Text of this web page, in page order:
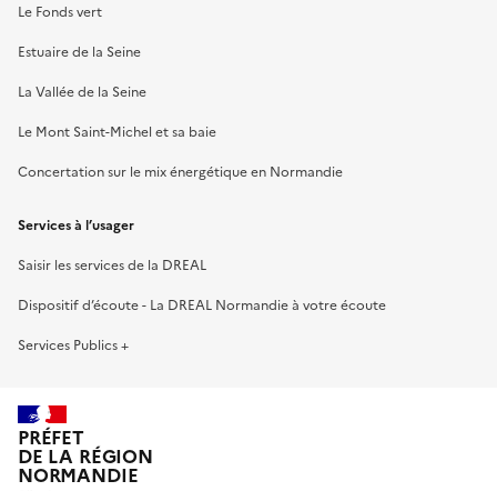
Le Fonds vert
Estuaire de la Seine
La Vallée de la Seine
Le Mont Saint-Michel et sa baie
Concertation sur le mix énergétique en Normandie
Services à l’usager
Saisir les services de la DREAL
Dispositif d’écoute - La DREAL Normandie à votre écoute
Services Publics +
PRÉFET
DE LA RÉGION
NORMANDIE